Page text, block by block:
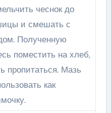
чеснок до
и смешать с
Полученную
поместить на хлеб,
пропитаться. Мазь
как